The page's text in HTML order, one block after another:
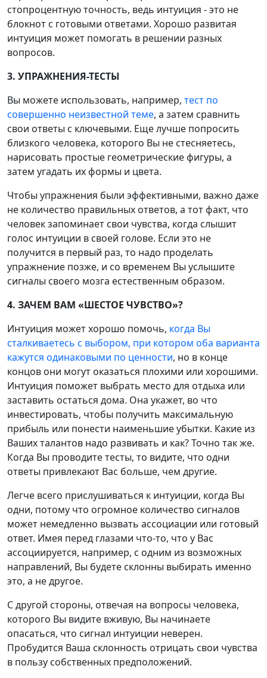
стопроцентную точность, ведь интуиция - это не
блокнот с готовыми ответами. Хорошо развитая
интуиция может помогать в решении разных
вопросов.
3. УПРАЖНЕНИЯ-ТЕСТЫ
Вы можете использовать, например, тест по
совершенно неизвестной теме, а затем сравнить
свои ответы с ключевыми. Еще лучше попросить
близкого человека, которого Вы не стесняетесь,
нарисовать простые геометрические фигуры, а
затем угадать их формы и цвета.
Чтобы упражнения были эффективными, важно даже
не количество правильных ответов, а тот факт, что
человек запоминает свои чувства, когда слышит
голос интуиции в своей голове. Если это не
получится в первый раз, то надо проделать
упражнение позже, и со временем Вы услышите
сигналы своего мозга естественным образом.
4. ЗАЧЕМ ВАМ «ШЕСТОЕ ЧУВСТВО»?
Интуиция может хорошо помочь, когда Вы
сталкиваетесь с выбором, при котором оба варианта
кажутся одинаковыми по ценности, но в конце
концов они могут оказаться плохими или хорошими.
Интуиция поможет выбрать место для отдыха или
заставить остаться дома. Она укажет, во что
инвестировать, чтобы получить максимальную
прибыль или понести наименьшие убытки. Какие из
Ваших талантов надо развивать и как? Точно так же.
Когда Вы проводите тесты, то видите, что одни
ответы привлекают Вас больше, чем другие.
Легче всего прислушиваться к интуиции, когда Вы
одни, потому что огромное количество сигналов
может немедленно вызвать ассоциации или готовый
ответ. Имея перед глазами что-то, что у Вас
ассоциируется, например, с одним из возможных
направлений, Вы будете склонны выбирать именно
это, а не другое.
С другой стороны, отвечая на вопросы человека,
которого Вы видите вживую, Вы начинаете
опасаться, что сигнал интуиции неверен.
Пробудится Ваша склонность отрицать свои чувства
в пользу собственных предположений.